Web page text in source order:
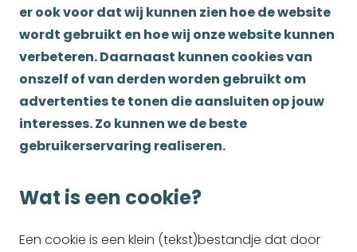
er ook voor dat wij kunnen zien hoe de website
wordt gebruikt en hoe wij onze website kunnen
verbeteren. Daarnaast kunnen cookies van
onszelf of van derden worden gebruikt om
advertenties te tonen die aansluiten op jouw
interesses. Zo kunnen we de beste
gebruikerservaring realiseren.
Wat is een cookie?
Een cookie is een klein (tekst)bestandje dat door